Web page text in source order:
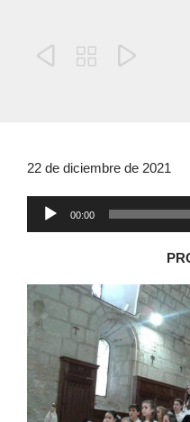
  
22 de diciembre de 2021
00:00